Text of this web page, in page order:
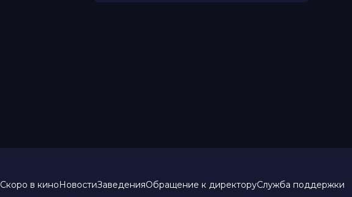
Скоро в киноНовостиЗаведенияОбращение к директоруСлужба поддержки